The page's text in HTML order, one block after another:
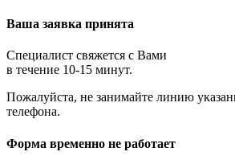
Ваша заявка принята
Специалист свяжется с Вами
в течение 10-15 минут.
Пожалуйста, не занимайте линию
телефона.
Форма временно не работает